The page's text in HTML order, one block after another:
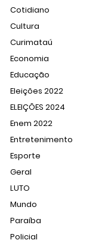
Cotidiano
Cultura
Curimataú
Economia
Educação
Eleições 2022
ELEIÇÕES 2024
Enem 2022
Entretenimento
Esporte
Geral
LUTO
Mundo
Paraíba
Policial